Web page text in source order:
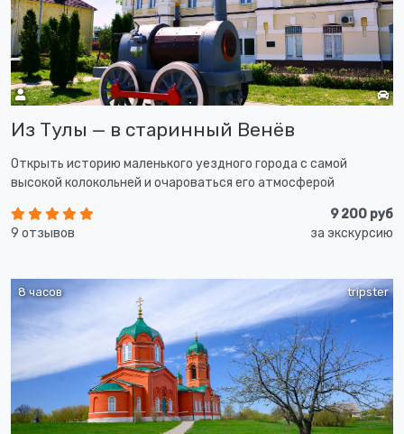
Из Тулы — в старинный Венёв
Открыть историю маленького уездного города с самой
высокой колокольней и очароваться его атмосферой
9 отзывов
9 200 руб
за экскурсию
tripster
8 часов